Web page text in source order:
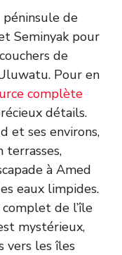
de
Seminyak pour
de
Pour en
complète
détails.
et ses environs,
terrasses,
à Amed
eaux limpides.
de l’île
mystérieux,
vers les îles